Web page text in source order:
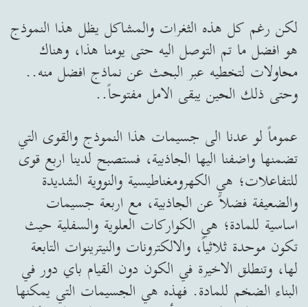
لكن رغم كل هذه الثغرات والمشاكل يظل هذا النموذج
هو افضل ما تم التوصل اليه حتى يومنا هذا، وهناك
محاولات لتخطيه عبر البحث عن نماذج افضل منه..
وحتى ذلك الحين يبقى الامل مفتوحاً..
عموماً لو عدنا الى جسيمات هذا النموذج والقوى التي
تضمنها واضفنا اليها الجاذبية، فستصبح لدينا اربع قوى
للتفاعلات؛ هي الكهرومغناطيسية والنووية الشديدة
والضعيفة فضلاً عن الجاذبية، مع اربعة جسيمات
اساسية للمادة؛ هي الكواركات العلوية والسفلية حيث
تكون موحدة ثلاثياً، والالكترونات والنيترينوات التابعة
لها، وتنطلق الاخيرة في الكون دون القيام باي دور في
البناء الضخم للمادة. فهذه هي الجسيمات التي يمكنها